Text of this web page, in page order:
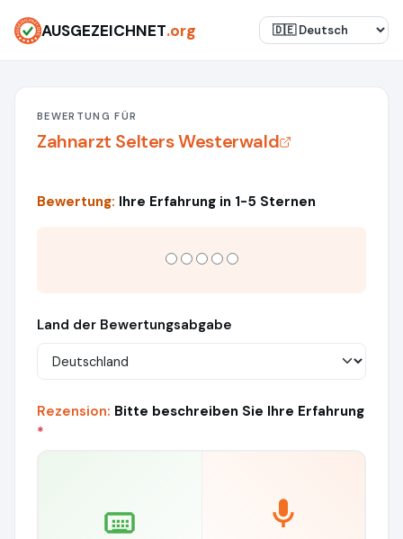
AUSGEZEICHNET.org
BEWERTUNG FÜR
Zahnarzt Selters Westerwald
Bewertung: Ihre Erfahrung in 1-5 Sternen
Land der Bewertungsabgabe
Rezension: Bitte beschreiben Sie Ihre Erfahrung
*